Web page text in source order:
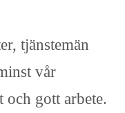
tjänstemän
vår
och gott arbete.